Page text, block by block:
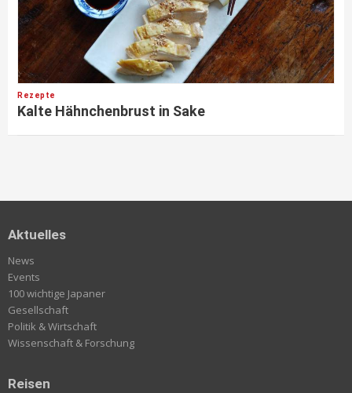
Rezepte
Kalte Hähnchenbrust in Sake
Aktuelles
News
Events
100 wichtige Japaner
Gesellschaft
Politik & Wirtschaft
Wissenschaft & Forschung
Reisen